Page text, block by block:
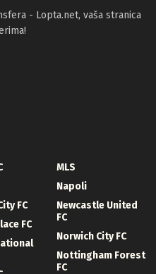
- Lopta.net, vaša stranica
FC
FC
MLS
Napoli
Newcastle United
FC
Norwich City FC
Nottingham Forest
FC